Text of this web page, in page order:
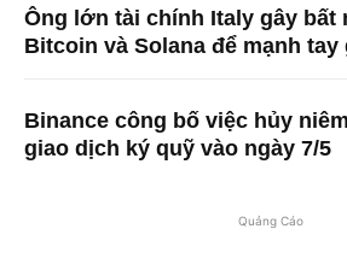
Ông lớn tài chính Italy gây bất
Bitcoin và Solana để mạnh
Binance công bố việc hủy
giao dịch ký quỹ vào ngày 7/5
Quảng Cáo